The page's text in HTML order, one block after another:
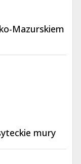
Mazurskiem
mury